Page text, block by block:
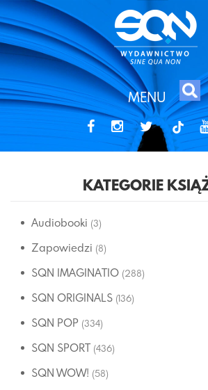
MENU
tiktok
KATEGORIE
Audiobooki (3)
Zapowiedzi (8)
SQN IMAGINATIO (288)
SQN ORIGINALS (136)
SQN POP (334)
SQN SPORT (436)
SQN WOW! (58)